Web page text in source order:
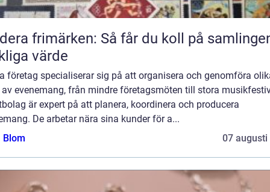
frimärken: Så får du koll på
värde
företag specialiserar sig på att organisera och genomföra
av evenemang, från mindre företagsmöten till stora
är expert på att planera, koordinera och producera
De arbetar nära sina kunder för a...
Blom
07 augusti